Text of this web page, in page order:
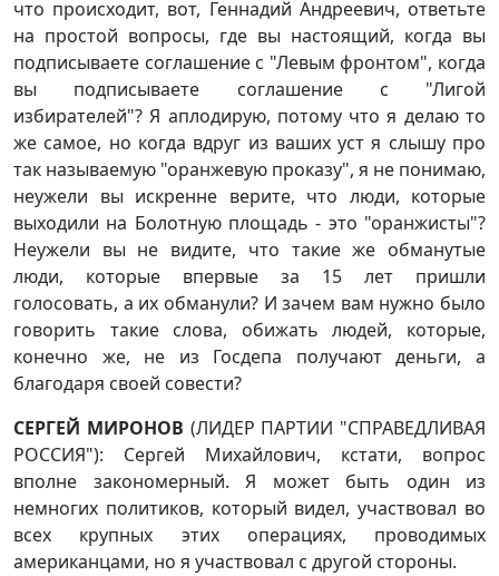
что происходит, вот, Геннадий Андреевич, ответьте
на простой вопросы, где вы настоящий, когда вы
подписываете соглашение с "Левым фронтом", когда
вы подписываете соглашение с "Лигой
избирателей"? Я аплодирую, потому что я делаю то
же самое, но когда вдруг из ваших уст я слышу про
так называемую "оранжевую проказу", я не понимаю,
неужели вы искренне верите, что люди, которые
выходили на Болотную площадь - это "оранжисты"?
Неужели вы не видите, что такие же обманутые
люди, которые впервые за 15 лет пришли
голосовать, а их обманули? И зачем вам нужно было
говорить такие слова, обижать людей, которые,
конечно же, не из Госдепа получают деньги, а
благодаря своей совести?
СЕРГЕЙ МИРОНОВ (ЛИДЕР ПАРТИИ "СПРАВЕДЛИВАЯ
РОССИЯ"): Сергей Михайлович, кстати, вопрос
вполне закономерный. Я может быть один из
немногих политиков, который видел, участвовал во
всех крупных этих операциях, проводимых
американцами, но я участвовал с другой стороны.